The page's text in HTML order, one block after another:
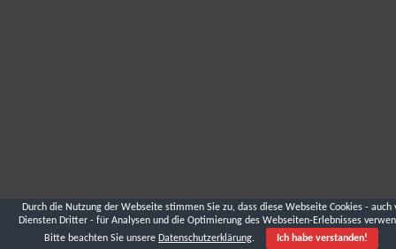
Durch die Nutzung der Webseite stimmen Sie zu, dass diese Webseite Cookies - auch
Diensten Dritter - für Analysen und die Optimierung des Webseiten-Erlebnisses
Bitte beachten Sie unsere Datenschutzerklärung. Ich habe verstanden!